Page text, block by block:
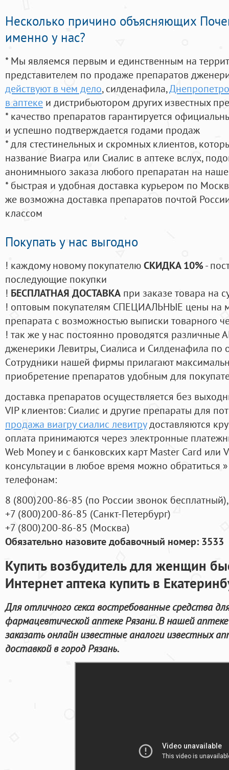
Несколько причино объясняющих
именно у нас?
* Мы являемся первым и единственным на
представителем по продаже препаратов
действуют в чем дело, силденафила,
в аптеке и дистрибьютором других известных
* качество препаратов гарантируется
и успешно подтверждается годами продаж
* для стестинельных и скромных клиентов,
название Виагра или Сиалис в аптеке вслух,
анонимныого заказа любого препаратан на
* быстрая и удобная доставка курьером по
же возможна доставка препаратов почтой
классом
Покупать у нас выгодно
! каждому новому покупателюСКИДКА 10%-
последующие покупки
! БЕСПЛАТНАЯ ДОСТАВКА при заказе товара на
! оптовым покупателям СПЕЦИАЛЬНЫЕ цены на
препарата с возможностью выписки товарного
! так же у нас постоянно проводятся
дженерики Левитры, Сиалиса и Силденафила по
Cотрудники нашей фирмы прилагают
приобретение препаратов удобным для
доставка препаратов осуществляется без
VIP клиентов: Сиалис и другие препараты для
продажа виагру сиалис левитрудоставляются
оплата принимаются через электронные
Web Money и с банковских карт Master Card или
консультации в любое время можно обратиться
телефонам:
8 (800)200-86-85 (по России звонок бесплатный),
+7 (800)200-86-85 (Санкт-Петербург)
+7 (800)200-86-85 (Москва)
Обязательно назовите добавочный номер: 3533
Купить возбудитель для женщин
Интернет аптека купить в
Для отличного секса востребованные средства
фармацевтической аптеке Рязани. В нашей
заказать онлайн известные аналоги известных
доставкой в город Рязань.